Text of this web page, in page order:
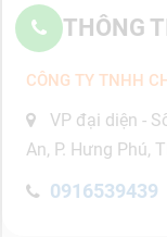
THÔNG
CÔNG TY TNHH
VP đại diện -
An, P. Hưng Phú,
0916539439